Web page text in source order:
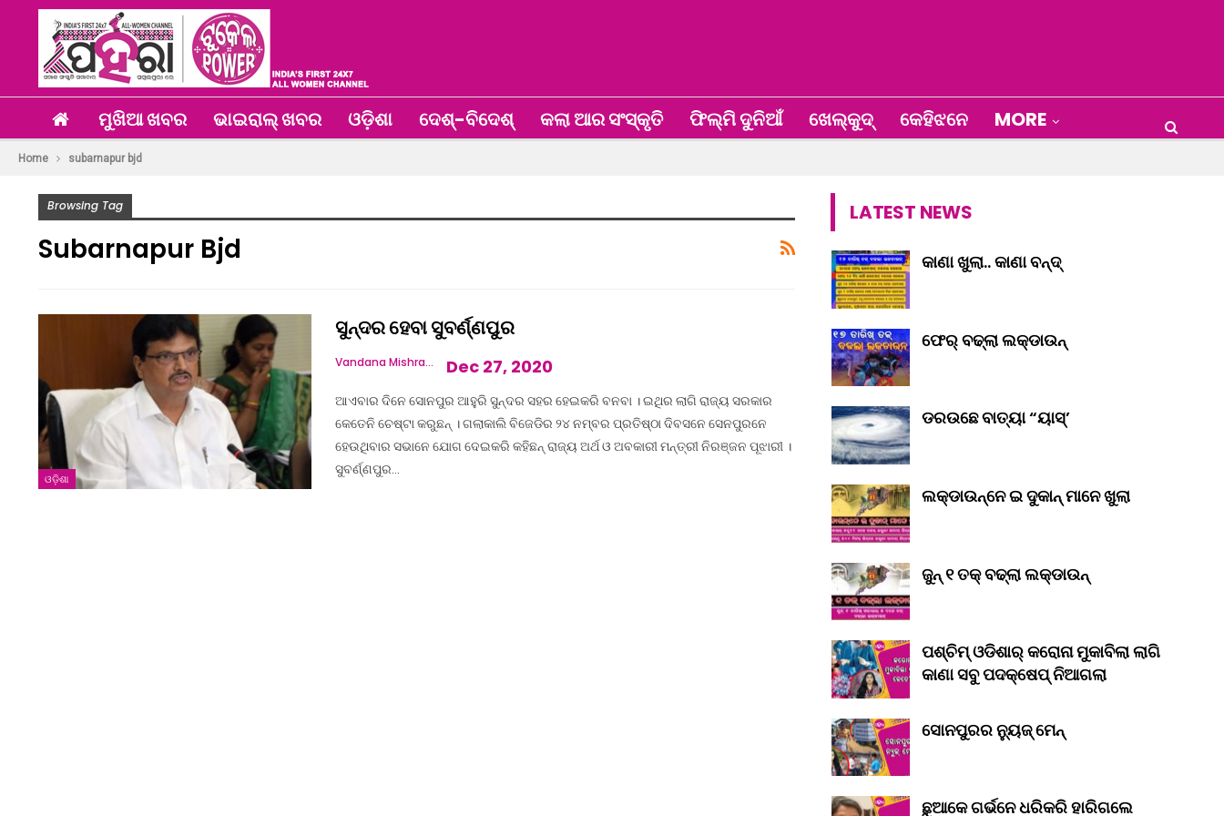
ମୁଖିଆ ଖବର ଭାଇରାଲ୍ ଖବର ଓଡ଼ିଶା ଦେଶ୍‌-ବିଦେଶ୍‌ କଲା ଆର ସଂସ୍କୃତି ଫିଲ୍ମି ଦୁନିଆଁ ଖେଲ୍‌କୁଦ୍‌ କେହିଝନେ MORE
Home subarnapur bjd
Browsing Tag
Subarnapur Bjd
ଓଡ଼ିଶା
ସୁନ୍ଦର ହେବା ସୁବର୍ଣ୍ଣପୁର
Vandana Mishra Dec 27, 2020
ଆଏବାର ଦିନେ ସୋନପୁର ଆହୁରି ସୁନ୍ଦର ସହର ହେଇକରି ବନବା । ଇଥିର ଲାଗି ରାଜ୍ୟ ସରକାର
କେତେନି ଚେଷ୍ଟା କରୁଛନ୍ । ଗଲାକାଲି ବିଜେଡିର ୨୪ ନମ୍ବର ପ୍ରତିଷ୍ଠା ଦିବସନେ ସେନପୁରନେ
ହେଉଥିବାର ସଭାନେ ଯୋଗ ଦେଇକରି କହିଛନ୍ ରାଜ୍ୟ ଅର୍ଥ ଓ ଅବକାରୀ ମନ୍ତ୍ରୀ ନିରଞ୍ଜନ ପୂଝାରୀ ।
ସୁବର୍ଣ୍ଣପୁର…
LATEST NEWS
କାଣା ଖୁଲା.. କାଣା ବନ୍ଦ୍‌
ଫେର୍ ବଢ୍‌ଲା ଲକ୍‌ଡାଉନ୍‌
ଡରଉଛେ ବାତ୍ୟା “ୟାସ୍‌’
ଲକ୍‌ଡାଉନ୍‌ନେ ଇ ଦୁକାନ୍ ମାନେ ଖୁଲା
ଜୁନ୍ ୧ ତକ୍ ବଢ୍‌ଲା ଲକ୍‌ଡାଉନ୍‌
ପଶ୍ଚିମ୍ ଓଡିଶାର୍ କରୋନା ମୁକାବିଲା ଲାଗି
କାଣା ସବୁ ପଦକ୍ଷେପ୍ ନିଆଗଲା
ସୋନପୁରର ନ୍ୟୁଜ୍ ମେନ୍
ଛୁଆକେ ଗର୍ଭନେ ଧରିକରି ହାରିଗଲେ